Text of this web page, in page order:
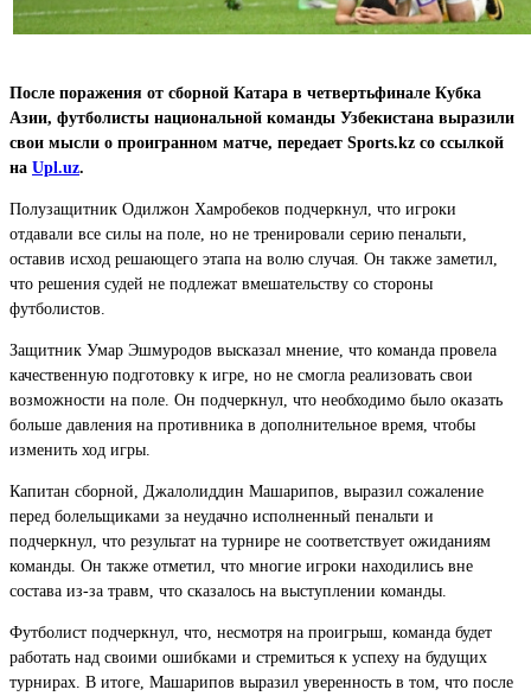
После поражения от сборной Катара в четвертьфинале Кубка
Азии, футболисты национальной команды Узбекистана выразили
свои мысли о проигранном матче, передает Sports.kz со ссылкой
на Upl.uz.
Полузащитник Одилжон Хамробеков подчеркнул, что игроки
отдавали все силы на поле, но не тренировали серию пенальти,
оставив исход решающего этапа на волю случая. Он также заметил,
что решения судей не подлежат вмешательству со стороны
футболистов.
Защитник Умар Эшмуродов высказал мнение, что команда провела
качественную подготовку к игре, но не смогла реализовать свои
возможности на поле. Он подчеркнул, что необходимо было оказать
больше давления на противника в дополнительное время, чтобы
изменить ход игры.
Капитан сборной, Джалолиддин Машарипов, выразил сожаление
перед болельщиками за неудачно исполненный пенальти и
подчеркнул, что результат на турнире не соответствует ожиданиям
команды. Он также отметил, что многие игроки находились вне
состава из-за травм, что сказалось на выступлении команды.
Футболист подчеркнул, что, несмотря на проигрыш, команда будет
работать над своими ошибками и стремиться к успеху на будущих
турнирах. В итоге, Машарипов выразил уверенность в том, что после